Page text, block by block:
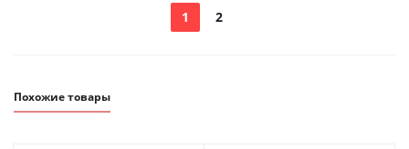
1 2
Похожие товары